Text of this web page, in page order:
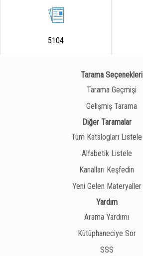
5104
Tarama Seçenekleri
Tarama Geçmişi
Gelişmiş Tarama
Diğer Taramalar
Tüm Katalogları Listele
Alfabetik Listele
Kanalları Keşfedin
Yeni Gelen Materyaller
Yardım
Arama Yardımı
Kütüphaneciye Sor
SSS